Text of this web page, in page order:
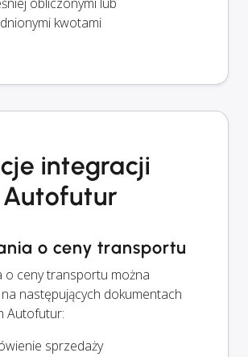
kwotami
integracji
Autofutur
o ceny transportu
o ceny transportu można
następujących dokumentach
Autofutur:
sprzedaży